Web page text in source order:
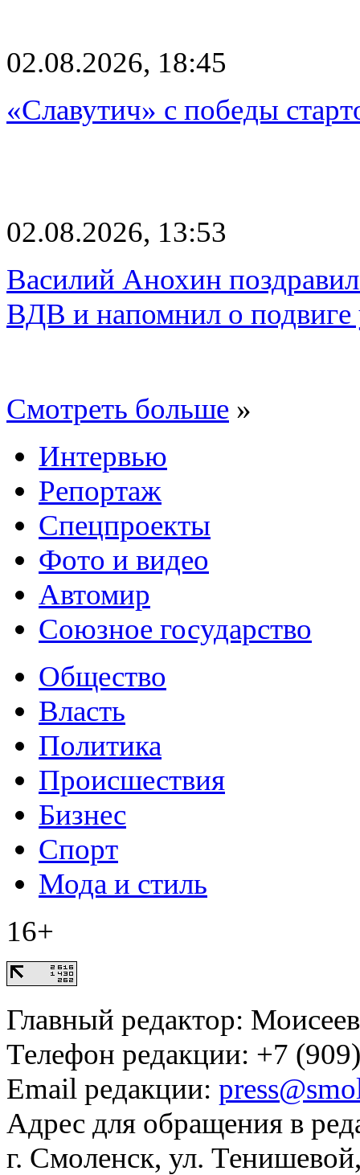
02.08.2026, 18:45
«Славутич» с победы
02.08.2026, 13:53
Василий Анохин
ВДВ и напомнил о подвиге
Смотреть больше »
Интервью
Репортаж
Спецпроекты
Фото и видео
Автомир
Союзное государство
Общество
Власть
Политика
Происшествия
Бизнес
Спорт
Мода и стиль
16+
Главный редактор:
Телефон редакции: +7
Email редакции:
Адрес для обращения в
г. Смоленск, ул.